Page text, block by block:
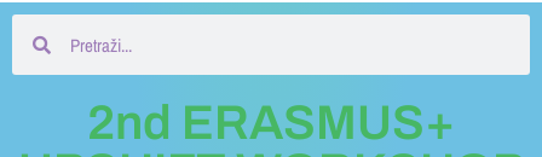
2nd ERASMUS+